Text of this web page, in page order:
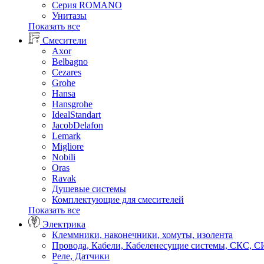
Серия ROMANO
Унитазы
Показать все
Смесители
Axor
Belbagno
Cezares
Grohe
Hansa
Hansgrohe
IdealStandart
JacobDelafon
Lemark
Migliore
Nobili
Oras
Ravak
Душевые системы
Комплектующие для смесителей
Показать все
Электрика
Клеммники, наконечники, хомуты, изолента
Провода, Кабели, Кабеленесущие системы, СКС,
Реле, Датчики